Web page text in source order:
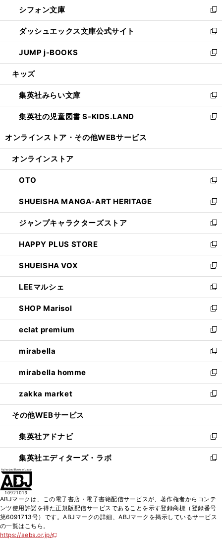
く
で
開
く
ィ
ン
ド
ウ
で
開
い
ウ
ィ
ン
ド
ウ
開
く
シフォン文庫
新
し
い
ウ
ィ
ン
ウ
で
開
く
ダッシュエックス文庫公式サイト
新
し
い
ウ
ン
ド
ウ
で
JUMP j-BOOKS
新
し
ウ
ィ
ン
ド
開
キッズ
集英社みらい文庫
新
し
い
ン
ウ
で
開
く
集英社の児童図書 S-KIDS.LAND
新
ウ
ン
ド
ウ
で
開
く
オンラインストア・ その他WEBサービス
オンラインストア
OTO
新
し
い
ウ
ィ
ン
ド
ウ
で
開
く
SHUEISHA MANGA-ART HERITAGE
新
し
い
ウ
ィ
ン
ド
ウ
で
開
く
ジャンプキャラクターズストア
新
し
い
ウ
ィ
ン
ド
ウ
で
開
く
HAPPY PLUS STORE
新
し
い
ウ
ィ
ン
ド
ウ
で
開
く
SHUEISHA VOX
新
し
い
ウ
ィ
ン
ド
ウ
で
開
く
LEEマルシェ
新
し
い
ウ
ィ
ン
ド
ウ
で
開
く
SHOP Marisol
新
し
い
ウ
ィ
ン
ド
ウ
で
開
eclat premium
新
し
い
ウ
ィ
ン
ド
ウ
開
く
mirabella
新
し
い
ウ
ィ
ン
ウ
で
開
く
mirabella homme
新
し
い
ウ
ン
ド
ウ
で
zakka market
新
し
ウ
ィ
ン
ド
く
その他WEBサービス
集英社アドナビ
新
し
い
ド
ウ
で
集英社エディターズ・ラボ
新
ィ
ン
ド
ABJマークは、この電子書店・電子書籍配信サービスが、著作権者からコンテ
ンツ使用許諾を得た正規版配信サービスであることを示す登録商標（登録番号
第6091713号）です。ABJマークの詳細、ABJマークを掲示しているサービス
の一覧はこちら。
https://aebs.or.jp/
新